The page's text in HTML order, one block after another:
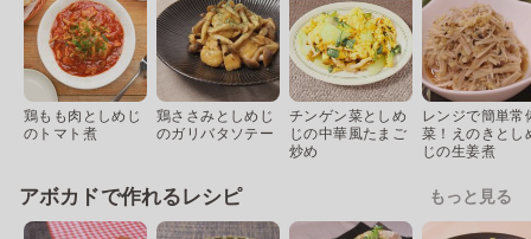
鶏もも肉としめじ
のトマト煮
鶏ささみとしめじ
のガリバタソテー
チンゲン菜としめ
じの中華風たまご
炒め
レンジで簡単常
菜！えのきとし
じの生姜煮
アボカドで作れるレシピ もっと見る